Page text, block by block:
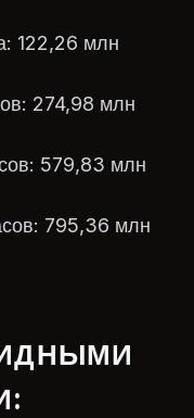
122,26 млн
274,98 млн
579,83 млн
795,36 млн